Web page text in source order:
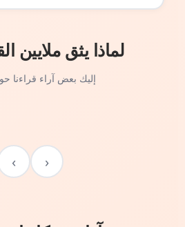
لماذا يثق ملايين
إليك بعض آراء قراءنا
‹
›